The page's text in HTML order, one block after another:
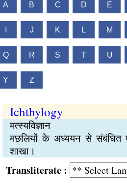
A B C D E
J K L M
Q R S T U
Y Z
Ichthylogy
मत्स्यविज्ञान
मछलियों के अध्ययन से संबंधित
शाखा।
: